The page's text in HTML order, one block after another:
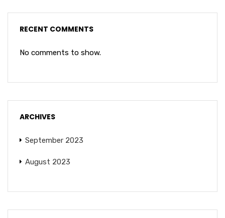
RECENT COMMENTS
No comments to show.
ARCHIVES
September 2023
August 2023